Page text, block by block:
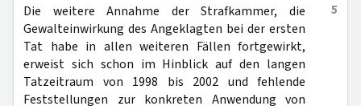
5
Die weitere Annahme der Strafkammer, die
Gewalteinwirkung des Angeklagten bei der ersten
Tat habe in allen weiteren Fällen fortgewirkt,
erweist sich schon im Hinblick auf den langen
Tatzeitraum von 1998 bis 2002 und fehlende
Feststellungen zur konkreten Anwendung von